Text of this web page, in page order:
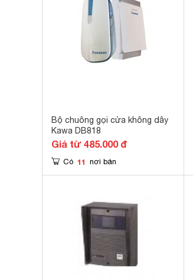
Bộ chuông gọi cửa không dây
Kawa DB818
Giá từ 485.000 đ
Có 11 nơi bán